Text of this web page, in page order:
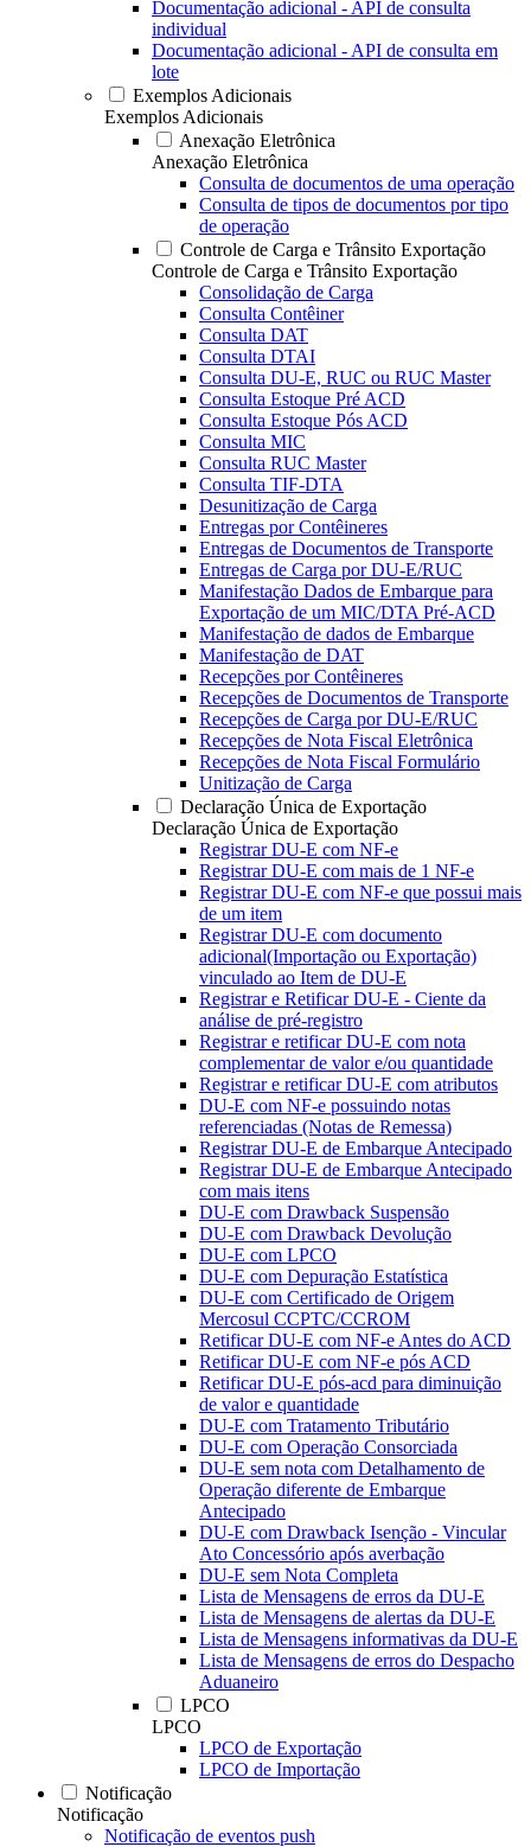
Documentação adicional - API de consulta
individual
Documentação adicional - API de consulta em
lote
Exemplos Adicionais
Exemplos Adicionais
Anexação Eletrônica
Anexação Eletrônica
Consulta de documentos de uma operação
Consulta de tipos de documentos por tipo
de operação
Controle de Carga e Trânsito Exportação
Controle de Carga e Trânsito Exportação
Consolidação de Carga
Consulta Contêiner
Consulta DAT
Consulta DTAI
Consulta DU-E, RUC ou RUC Master
Consulta Estoque Pré ACD
Consulta Estoque Pós ACD
Consulta MIC
Consulta RUC Master
Consulta TIF-DTA
Desunitização de Carga
Entregas por Contêineres
Entregas de Documentos de Transporte
Entregas de Carga por DU-E/RUC
Manifestação Dados de Embarque para
Exportação de um MIC/DTA Pré-ACD
Manifestação de dados de Embarque
Manifestação de DAT
Recepções por Contêineres
Recepções de Documentos de Transporte
Recepções de Carga por DU-E/RUC
Recepções de Nota Fiscal Eletrônica
Recepções de Nota Fiscal Formulário
Unitização de Carga
Declaração Única de Exportação
Declaração Única de Exportação
Registrar DU-E com NF-e
Registrar DU-E com mais de 1 NF-e
Registrar DU-E com NF-e que possui mais
de um item
Registrar DU-E com documento
adicional(Importação ou Exportação)
vinculado ao Item de DU-E
Registrar e Retificar DU-E - Ciente da
análise de pré-registro
Registrar e retificar DU-E com nota
complementar de valor e/ou quantidade
Registrar e retificar DU-E com atributos
DU-E com NF-e possuindo notas
referenciadas (Notas de Remessa)
Registrar DU-E de Embarque Antecipado
Registrar DU-E de Embarque Antecipado
com mais itens
DU-E com Drawback Suspensão
DU-E com Drawback Devolução
DU-E com LPCO
DU-E com Depuração Estatística
DU-E com Certificado de Origem
Mercosul CCPTC/CCROM
Retificar DU-E com NF-e Antes do ACD
Retificar DU-E com NF-e pós ACD
Retificar DU-E pós-acd para diminuição
de valor e quantidade
DU-E com Tratamento Tributário
DU-E com Operação Consorciada
DU-E sem nota com Detalhamento de
Operação diferente de Embarque
Antecipado
DU-E com Drawback Isenção - Vincular
Ato Concessório após averbação
DU-E sem Nota Completa
Lista de Mensagens de erros da DU-E
Lista de Mensagens de alertas da DU-E
Lista de Mensagens informativas da DU-E
Lista de Mensagens de erros do Despacho
Aduaneiro
LPCO
LPCO
LPCO de Exportação
LPCO de Importação
Notificação
Notificação
Notificação de eventos push